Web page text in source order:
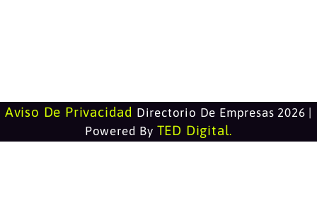
Aviso De Privacidad Directorio De Empresas 2026 |
Powered By TED Digital.